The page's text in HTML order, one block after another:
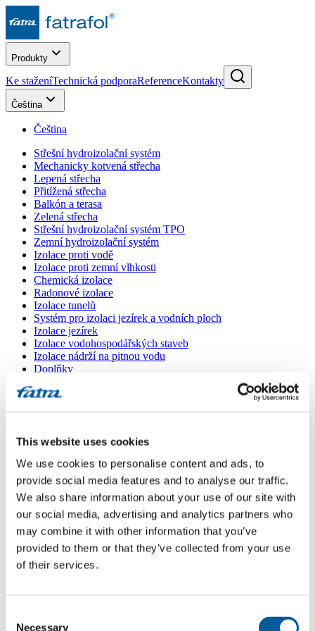
This website uses cookies
We use cookies to personalise content and ads, to
provide social media features and to analyse our traffic.
We also share information about your use of our site with
our social media, advertising and analytics partners who
may combine it with other information that you’ve
provided to them or that they’ve collected from your use
of their services.
Necessary
Produkty
Ke staženíTechnická podporaReferenceKontakty
Čeština
Čeština
Střešní hydroizolační systém
Mechanicky kotvená střecha
Lepená střecha
Přitížená střecha
Balkón a terasa
Zelená střecha
Střešní hydroizolační systém TPO
Zemní hydroizolační systém
Izolace proti vodě
Izolace proti zemní vlhkosti
Chemická izolace
Radonové izolace
Izolace tunelů
Systém pro izolaci jezírek a vodních ploch
Izolace jezírek
Izolace vodohospodářských staveb
Izolace nádrží na pitnou vodu
Doplňky
Profil FATRAFAST s výztuží
Ochranná geotextilie
Ostatní doplňky
VŠECHNY PRODUKTY
Menu
Menu
Domů/
Min. bezpečný sklon